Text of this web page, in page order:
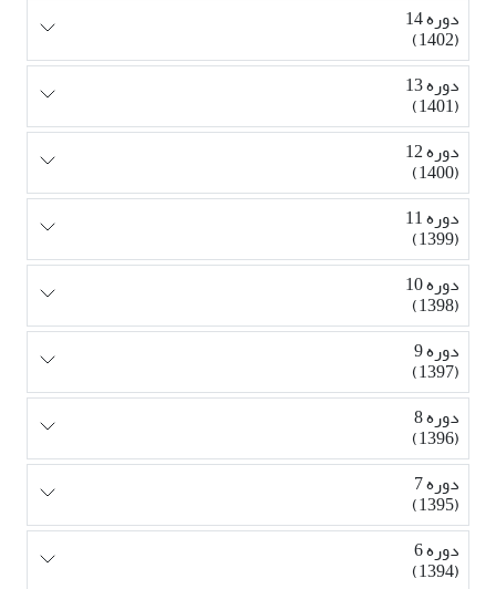
دوره 14
(1402)
دوره 13
(1401)
دوره 12
(1400)
دوره 11
(1399)
دوره 10
(1398)
دوره 9
(1397)
دوره 8
(1396)
دوره 7
(1395)
دوره 6
(1394)